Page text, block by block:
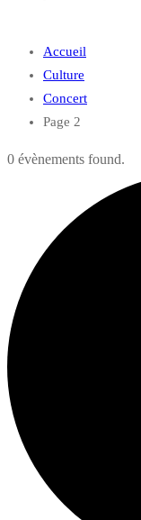
Accueil
Culture
Concert
Page 2
0 évènements found.